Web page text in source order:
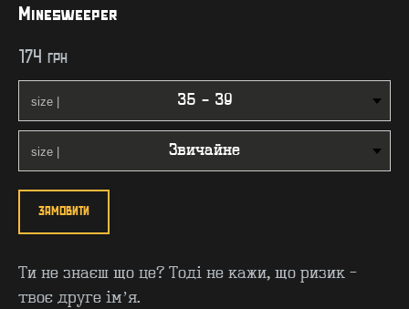
Minesweeper
174 грн
ЗАМОВИТИ
Ти не знаєш що це? Тоді не кажи, що ризик -
твоє друге імʼя.